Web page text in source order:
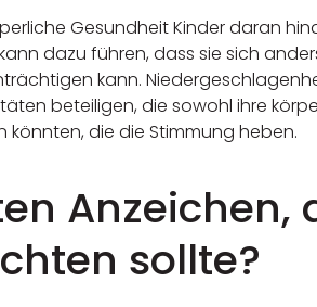
Gesundheit Kinder daran
dazu führen, dass sie sich
kann.
beteiligen, die sowohl ihre
könnten, die die Stimmung heben.
Anzeichen,
sollte?